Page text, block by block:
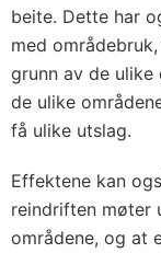
beite. Dette har
med
grunn av de
de ulike
få ulike utslag.
Effektene kan
reindriften møter
områdene, og at